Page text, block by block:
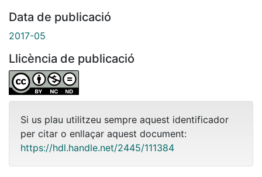
Data de publicació
2017-05
Llicència de publicació
Si us plau utilitzeu sempre aquest identificador
per citar o enllaçar aquest document:
https://hdl.handle.net/2445/111384